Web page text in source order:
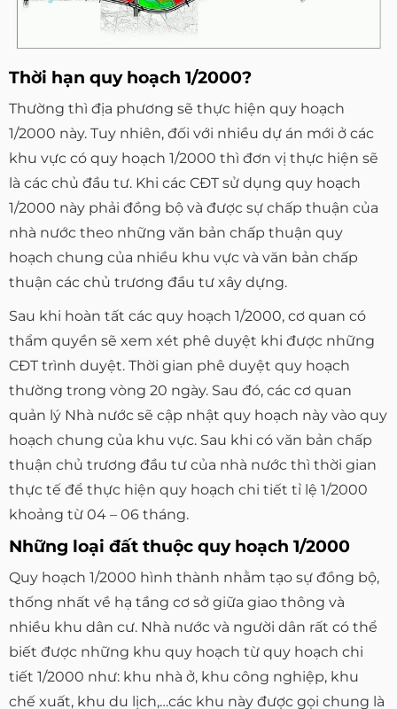
Thời hạn quy hoạch 1/2000?
Thường thì địa phương sẽ thực hiện quy hoạch
1/2000 này. Tuy nhiên, đối với nhiều dự án mới ở các
khu vực có quy hoạch 1/2000 thì đơn vị thực hiện sẽ
là các chủ đầu tư. Khi các CĐT sử dụng quy hoạch
1/2000 này phải đồng bộ và được sự chấp thuận của
nhà nước theo những văn bản chấp thuận quy
hoạch chung của nhiều khu vực và văn bản chấp
thuận các chủ trương đầu tư xây dựng.
Sau khi hoàn tất các quy hoạch 1/2000, cơ quan có
thẩm quyền sẽ xem xét phê duyệt khi được những
CĐT trình duyệt. Thời gian phê duyệt quy hoạch
thường trong vòng 20 ngày. Sau đó, các cơ quan
quản lý Nhà nước sẽ cập nhật quy hoạch này vào quy
hoạch chung của khu vực. Sau khi có văn bản chấp
thuận chủ trương đầu tư của nhà nước thì thời gian
thực tế để thực hiện quy hoạch chi tiết tỉ lệ 1/2000
khoảng từ 04 – 06 tháng.
Những loại đất thuộc quy hoạch 1/2000
Quy hoạch 1/2000 hình thành nhằm tạo sự đồng bộ,
thống nhất về hạ tầng cơ sở giữa giao thông và
nhiều khu dân cư. Nhà nước và người dân rất có thể
biết được những khu quy hoạch từ quy hoạch chi
tiết 1/2000 như: khu nhà ở, khu công nghiệp, khu
chế xuất, khu du lịch,…các khu này được gọi chung là